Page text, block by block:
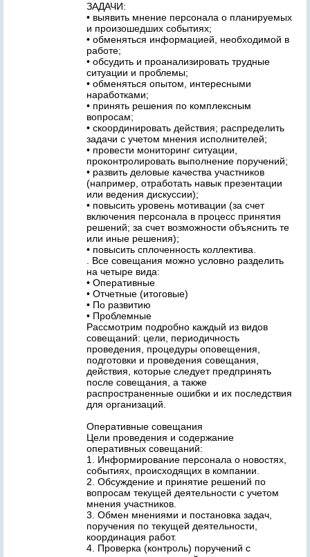
ЗАДАЧИ:
• выявить мнение персонала о планируемых
и произошедших событиях;
• обменяться информацией, необходимой в
работе;
• обсудить и проанализировать трудные
ситуации и проблемы;
• обменяться опытом, интересными
наработками;
• принять решения по комплексным
вопросам;
• скоординировать действия; распределить
задачи с учетом мнения исполнителей;
• провести мониторинг ситуации,
проконтролировать выполнение поручений;
• развить деловые качества участников
(например, отработать навык презентации
или ведения дискуссии);
• повысить уровень мотивации (за счет
включения персонала в процесс принятия
решений; за счет возможности объяснить те
или иные решения);
• повысить сплоченность коллектива.
. Все совещания можно условно разделить
на четыре вида:
• Оперативные
• Отчетные (итоговые)
• По развитию
• Проблемные
Рассмотрим подробно каждый из видов
совещаний: цели, периодичность
проведения, процедуры оповещения,
подготовки и проведения совещания,
действия, которые следует предпринять
после совещания, а также
распространенные ошибки и их последствия
для организаций.
Оперативные совещания
Цели проведения и содержание
оперативных совещаний:
1. Информирование персонала о новостях,
событиях, происходящих в компании.
2. Обсуждение и принятие решений по
вопросам текущей деятельности с учетом
мнения участников.
3. Обмен мнениями и постановка задач,
поручения по текущей деятельности,
координация работ.
4. Проверка (контроль) поручений с